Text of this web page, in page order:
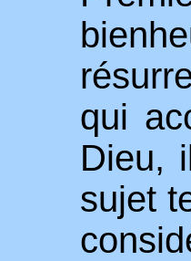
qui
Dieu,
sujet